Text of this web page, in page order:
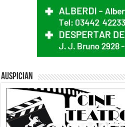
Auspician